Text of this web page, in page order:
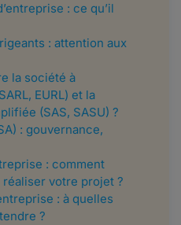
: ce qu’il
: attention aux
la société à
EURL) et la
(SAS, SASU) ?
: gouvernance,
: comment
votre projet ?
: à quelles
?